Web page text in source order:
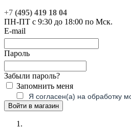
+7 (495) 419 18 04
ПН-ПТ с 9:30 до 18:00 по Мск.
E-mail
Пароль
Забыли пароль?
Запомнить меня
Я согласен(а) на обработку